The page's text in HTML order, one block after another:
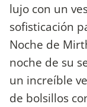
lujo con un
sofisticación
Noche de
noche de su
un increíble
de bolsillos